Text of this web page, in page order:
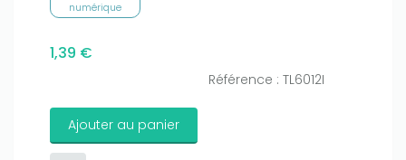
numérique
1,39 €
Référence : TL6012I
Ajouter au panier